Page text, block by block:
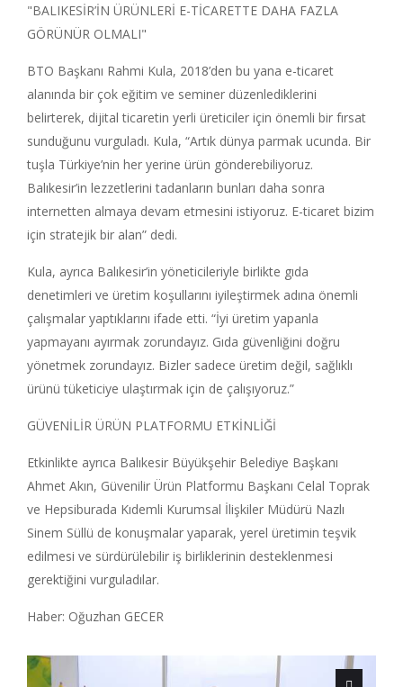
"BALIKESİR’İN ÜRÜNLERİ E-TİCARETTE DAHA FAZLA
GÖRÜNÜR OLMALI"
BTO Başkanı Rahmi Kula, 2018’den bu yana e-ticaret
alanında bir çok eğitim ve seminer düzenlediklerini
belirterek, dijital ticaretin yerli üreticiler için önemli bir fırsat
sunduğunu vurguladı. Kula, “Artık dünya parmak ucunda. Bir
tuşla Türkiye’nin her yerine ürün gönderebiliyoruz.
Balıkesir’in lezzetlerini tadanların bunları daha sonra
internetten almaya devam etmesini istiyoruz. E-ticaret bizim
için stratejik bir alan” dedi.
Kula, ayrıca Balıkesir’in yöneticileriyle birlikte gıda
denetimleri ve üretim koşullarını iyileştirmek adına önemli
çalışmalar yaptıklarını ifade etti. “İyi üretim yapanla
yapmayanı ayırmak zorundayız. Gıda güvenliğini doğru
yönetmek zorundayız. Bizler sadece üretim değil, sağlıklı
ürünü tüketiciye ulaştırmak için de çalışıyoruz.”
GÜVENİLİR ÜRÜN PLATFORMU ETKİNLİĞİ
Etkinlikte ayrıca Balıkesir Büyükşehir Belediye Başkanı
Ahmet Akın, Güvenilir Ürün Platformu Başkanı Celal Toprak
ve Hepsiburada Kıdemli Kurumsal İlişkiler Müdürü Nazlı
Sinem Süllü de konuşmalar yaparak, yerel üretimin teşvik
edilmesi ve sürdürülebilir iş birliklerinin desteklenmesi
gerektiğini vurguladılar.
Haber: Oğuzhan GECER